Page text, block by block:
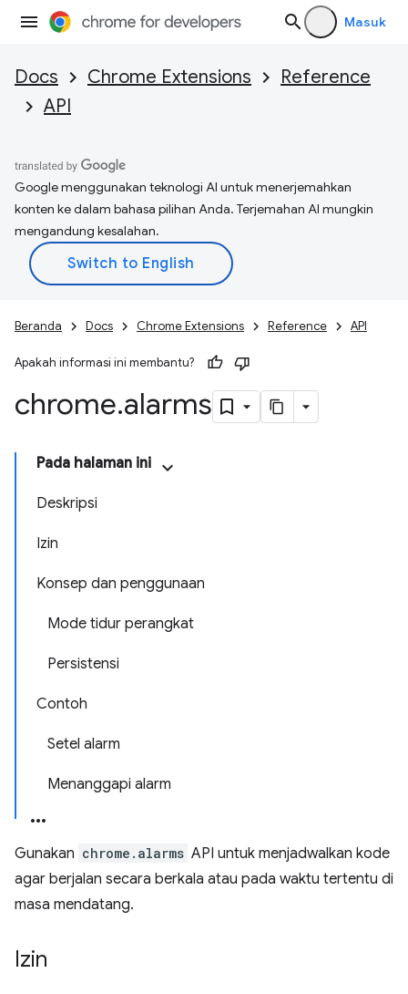
Masuk
Docs Chrome Extensions
Reference
API
Google menggunakan teknologi AI untuk menerjemahkan
konten ke dalam bahasa pilihan Anda. Terjemahan AI mungkin
mengandung kesalahan.
Beranda Docs Chrome Extensions Reference API
Apakah informasi ini membantu?
chrome.alarms
Pada halaman ini
Deskripsi
Izin
Konsep dan penggunaan
Mode tidur perangkat
Persistensi
Contoh
Setel alarm
Menanggapi alarm
Gunakan chrome.alarms API untuk menjadwalkan kode
agar berjalan secara berkala atau pada waktu tertentu di
masa mendatang.
Izin